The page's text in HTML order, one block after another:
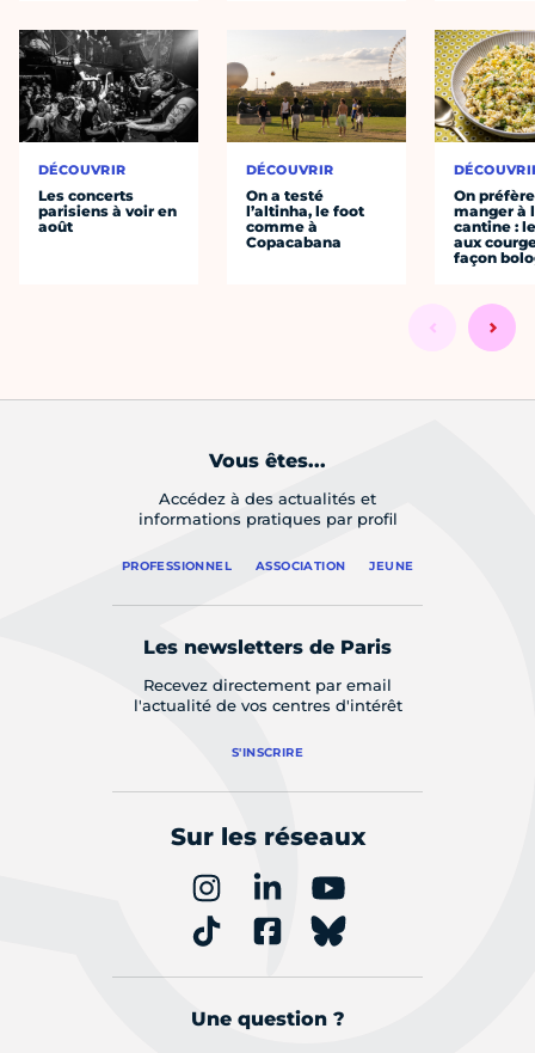
DÉCOUVRIR
Les concerts
parisiens à voir en
août
DÉCOUVRIR
On a testé
l’altinha, le foot
comme à
Copacabana
On préfère
manger à
cantine :
aux
façon
Vous êtes...
Accédez à des actualités et
informations pratiques par profil
PROFESSIONNEL ASSOCIATION JEUNE
Les newsletters de Paris
Recevez directement par email
l'actualité de vos centres d'intérêt
S'INSCRIRE
Sur les réseaux
Une question ?